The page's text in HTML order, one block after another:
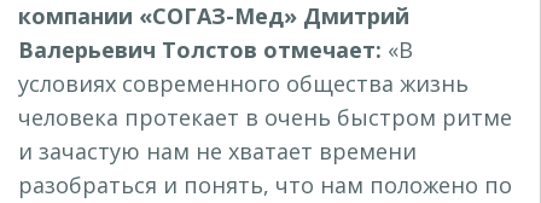
компании «СОГАЗ-Мед» Дмитрий
Валерьевич Толстов отмечает: «В
условиях современного общества жизнь
человека протекает в очень быстром ритме
и зачастую нам не хватает времени
разобраться и понять, что нам положено по